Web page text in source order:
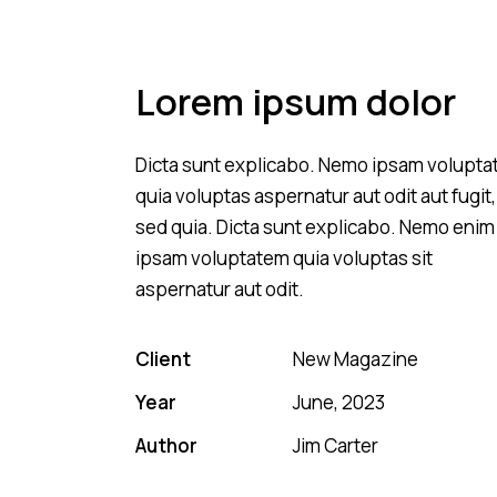
Lorem ipsum dolor
Dicta sunt explicabo. Nemo ipsam
quia voluptas aspernatur aut odit aut fugit,
sed quia. Dicta sunt explicabo. Nemo enim
ipsam voluptatem quia voluptas sit
aspernatur aut odit.
Client
New Magazine
Year
June, 2023
Author
Jim Carter